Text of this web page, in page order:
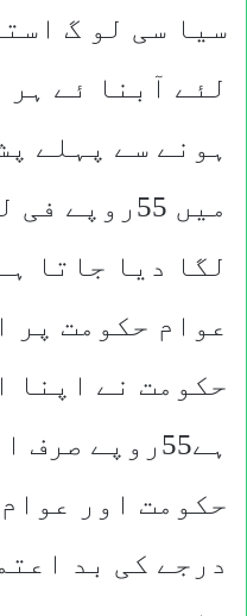
سیا سی لو گ
لئے آبنا ئے ہر
ہونے سے پہلے
میں
لگا دیا جاتا
عوام حکومت پر
حکومت نے اپنا
ہے55روپے
حکومت اور
درجے کی بد